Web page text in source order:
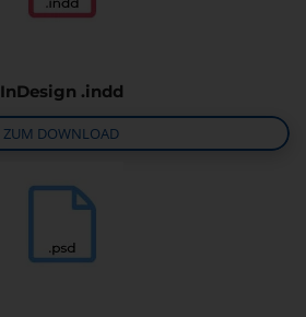
InDesign .indd
ZUM DOWNLOAD